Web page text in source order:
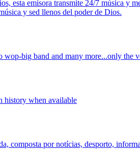
esta emisora transmite 24/7 música y
y sed llenos del poder de Dios.
big band and many more...only the
history when available
composta por notícias, desporto,